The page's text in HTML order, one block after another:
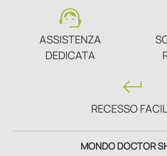
support_agent
ASSISTENZA
DEDICATA
keyboard_return
RECESSO
MONDO DOCTOR